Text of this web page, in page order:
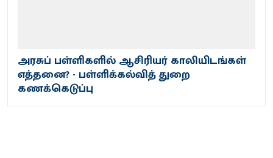
அரசுப் பள்ளிகளில் ஆசிரியர் காலியிடங்கள்
எத்தனை? - பள்ளிக்கல்வித் துறை
கணக்கெடுப்பு